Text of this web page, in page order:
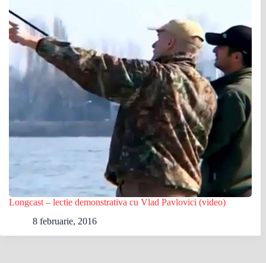
Longcast – lectie demonstrativa cu Vlad Pavlovici (video)
8 februarie, 2016